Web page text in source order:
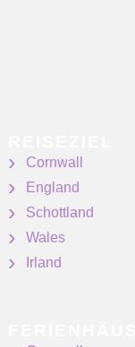
Cornwall
England
Schottland
Wales
Irland